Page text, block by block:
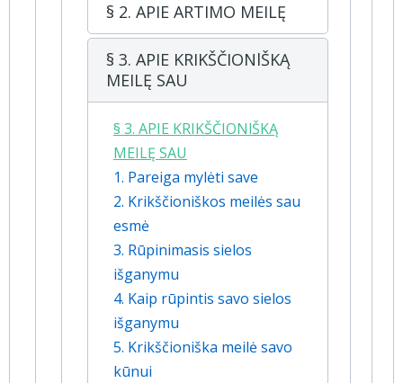
§ 2. APIE ARTIMO MEILĘ
§ 3. APIE KRIKŠČIONlŠKĄ
MEILĘ SAU
§ 3. APIE KRIKŠČIONlŠKĄ
MEILĘ SAU
1. Pareiga mylėti save
2. Krikščioniškos meilės sau
esmė
3. Rūpinimasis sielos
išganymu
4. Kaip rūpintis savo sielos
išganymu
5. Krikščioniška meilė savo
kūnui